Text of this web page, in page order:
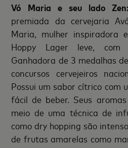
Vó Maria e seu lado Zen:
premiada da cervejaria
Maria, mulher inspiradora
Hoppy Lager leve, com
Ganhadora de 3 medalhas
concursos cervejeiros
Possui um sabor cítrico com
fácil de beber. Seus
meio de uma técnica de
como dry hopping são
de frutas amarelas como